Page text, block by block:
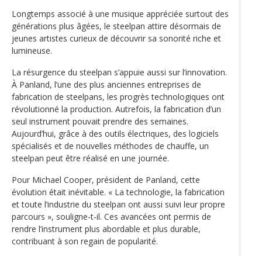
Longtemps associé à une musique appréciée surtout des
générations plus âgées, le steelpan attire désormais de
jeunes artistes curieux de découvrir sa sonorité riche et
lumineuse.
La résurgence du steelpan s’appuie aussi sur l’innovation.
À Panland, l’une des plus anciennes entreprises de
fabrication de steelpans, les progrès technologiques ont
révolutionné la production. Autrefois, la fabrication d’un
seul instrument pouvait prendre des semaines.
Aujourd’hui, grâce à des outils électriques, des logiciels
spécialisés et de nouvelles méthodes de chauffe, un
steelpan peut être réalisé en une journée.
Pour Michael Cooper, président de Panland, cette
évolution était inévitable. « La technologie, la fabrication
et toute l’industrie du steelpan ont aussi suivi leur propre
parcours », souligne-t-il. Ces avancées ont permis de
rendre l’instrument plus abordable et plus durable,
contribuant à son regain de popularité.